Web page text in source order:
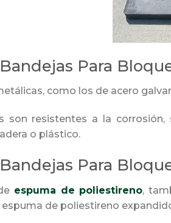
Para
como los de acero
son resistentes a la
o plástico.
Para
espuma de poliestireno,
de poliestireno